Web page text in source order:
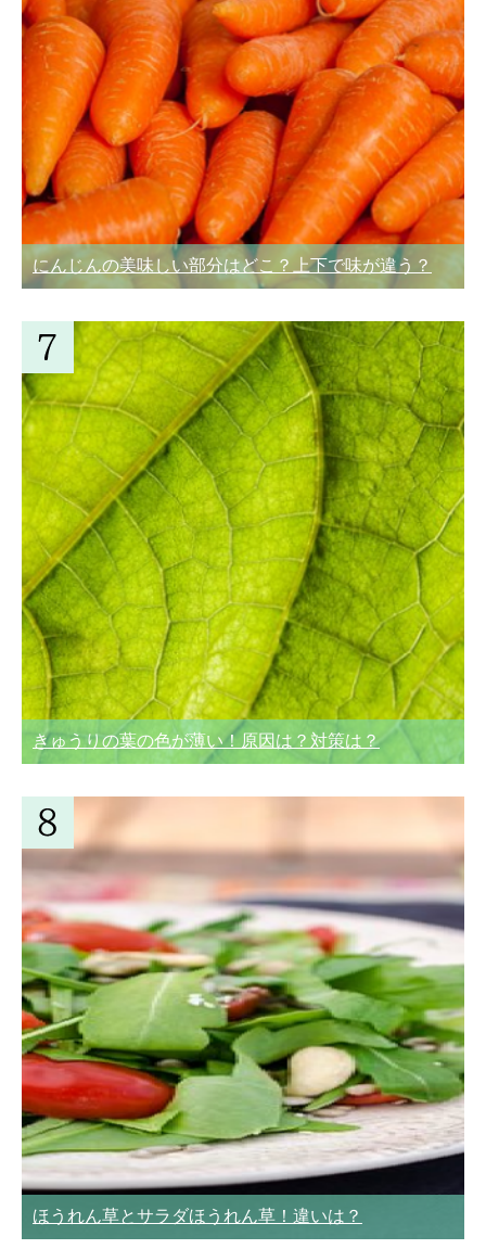
にんじんの美味しい部分はどこ？上下で味が違う？
きゅうりの葉の色が薄い！原因は？対策は？
ほうれん草とサラダほうれん草！違いは？